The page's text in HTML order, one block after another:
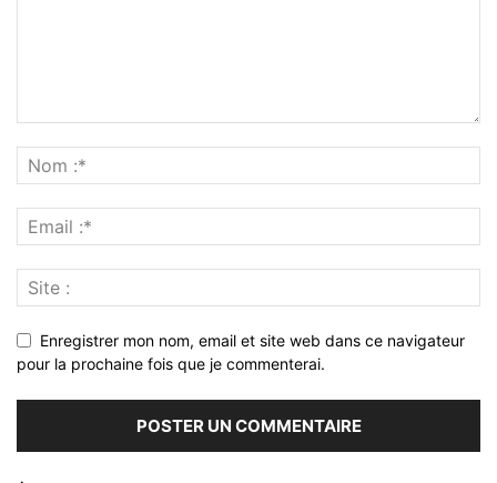
Enregistrer mon nom, email et site web dans ce navigateur
pour la prochaine fois que je commenterai.